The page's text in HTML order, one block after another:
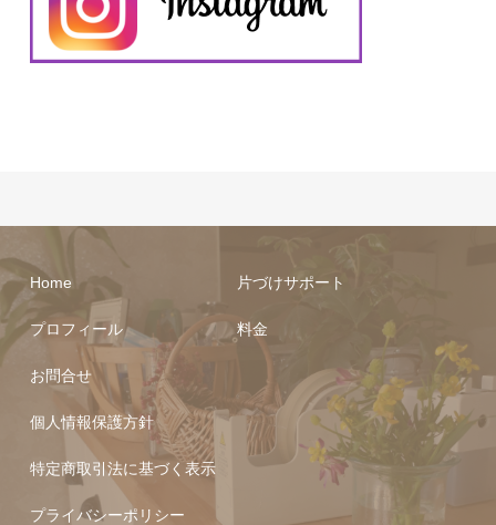
Home
プロフィール
お問合せ
片づけサポート
料金
個人情報保護方針
特定商取引法に基づく表示
プライバシーポリシー